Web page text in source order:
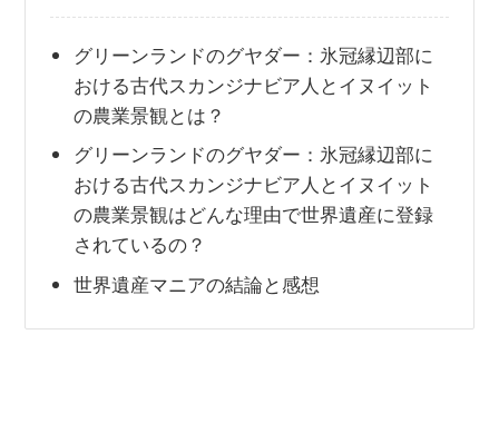
グリーンランドのグヤダー：氷冠縁辺部に
おける古代スカンジナビア人とイヌイット
の農業景観とは？
グリーンランドのグヤダー：氷冠縁辺部に
おける古代スカンジナビア人とイヌイット
の農業景観はどんな理由で世界遺産に登録
されているの？
世界遺産マニアの結論と感想